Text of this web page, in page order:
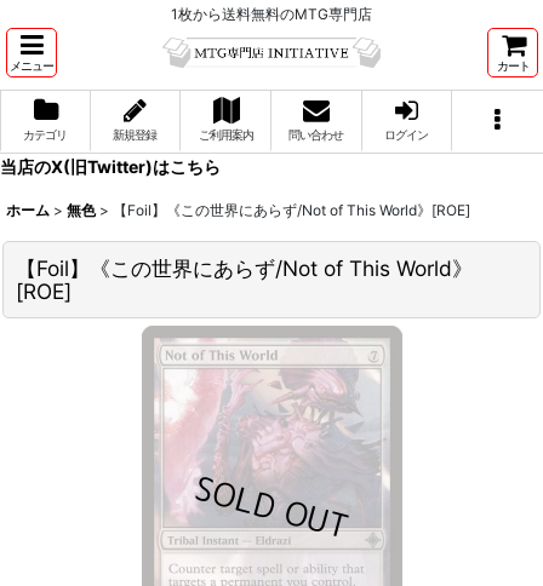
1枚から送料無料のMTG専門店
メニュー カート
カテゴリ 新規登録 ご利用案内 問い合わせ ログイン
当店のX(旧Twitter)はこちら
ホーム > 無色 > 【Foil】《この世界にあらず/Not of This World》[ROE]
【Foil】《この世界にあらず/Not of This World》
[ROE]